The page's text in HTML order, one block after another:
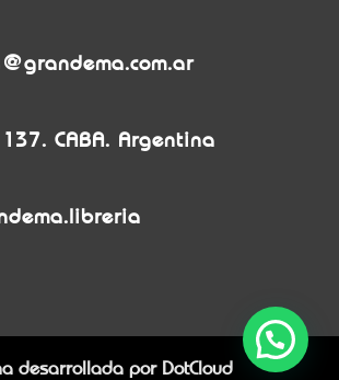
CABA. Argentina
desarrollada por DotCloud